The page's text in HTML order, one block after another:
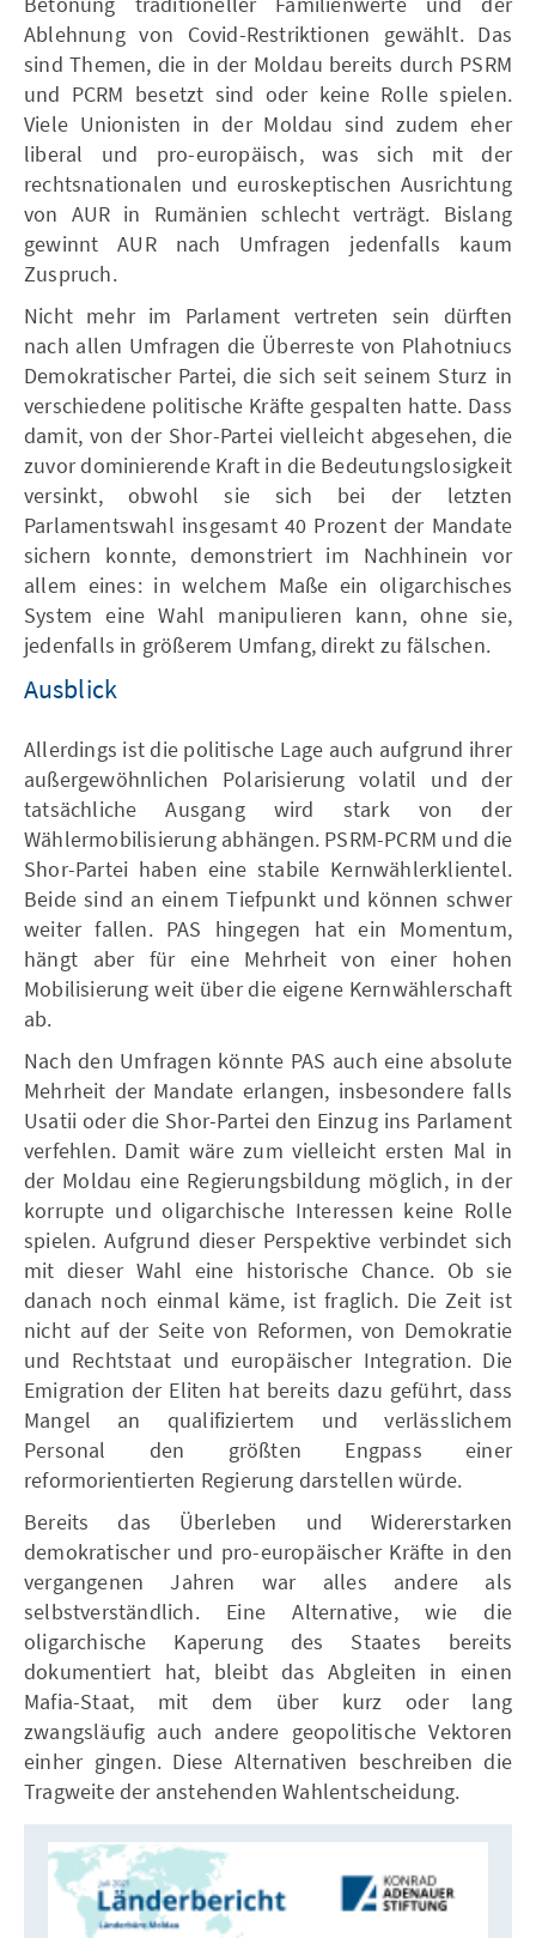
Ablehnung von Covid-Restriktionen gewählt. Das
sind Themen, die in der Moldau bereits durch PSRM
und PCRM besetzt sind oder keine Rolle spielen.
Viele Unionisten in der Moldau sind zudem eher
liberal und pro-europäisch, was sich mit der
rechtsnationalen und euroskeptischen Ausrichtung
von AUR in Rumänien schlecht verträgt. Bislang
gewinnt AUR nach Umfragen jedenfalls kaum
Zuspruch.
Nicht mehr im Parlament vertreten sein dürften
nach allen Umfragen die Überreste von Plahotniucs
Demokratischer Partei, die sich seit seinem Sturz in
verschiedene politische Kräfte gespalten hatte. Dass
damit, von der Shor-Partei vielleicht abgesehen, die
zuvor dominierende Kraft in die Bedeutungslosigkeit
versinkt, obwohl sie sich bei der letzten
Parlamentswahl insgesamt 40 Prozent der Mandate
sichern konnte, demonstriert im Nachhinein vor
allem eines: in welchem Maße ein oligarchisches
System eine Wahl manipulieren kann, ohne sie,
jedenfalls in größerem Umfang, direkt zu fälschen.
Ausblick
Allerdings ist die politische Lage auch aufgrund ihrer
außergewöhnlichen Polarisierung volatil und der
tatsächliche Ausgang wird stark von der
Wählermobilisierung abhängen. PSRM-PCRM und die
Shor-Partei haben eine stabile Kernwählerklientel.
Beide sind an einem Tiefpunkt und können schwer
weiter fallen. PAS hingegen hat ein Momentum,
hängt aber für eine Mehrheit von einer hohen
Mobilisierung weit über die eigene Kernwählerschaft
ab.
Nach den Umfragen könnte PAS auch eine absolute
Mehrheit der Mandate erlangen, insbesondere falls
Usatii oder die Shor-Partei den Einzug ins Parlament
verfehlen. Damit wäre zum vielleicht ersten Mal in
der Moldau eine Regierungsbildung möglich, in der
korrupte und oligarchische Interessen keine Rolle
spielen. Aufgrund dieser Perspektive verbindet sich
mit dieser Wahl eine historische Chance. Ob sie
danach noch einmal käme, ist fraglich. Die Zeit ist
nicht auf der Seite von Reformen, von Demokratie
und Rechtstaat und europäischer Integration. Die
Emigration der Eliten hat bereits dazu geführt, dass
Mangel an qualifiziertem und verlässlichem
Personal den größten Engpass einer
reformorientierten Regierung darstellen würde.
Bereits das Überleben und Widererstarken
demokratischer und pro-europäischer Kräfte in den
vergangenen Jahren war alles andere als
selbstverständlich. Eine Alternative, wie die
oligarchische Kaperung des Staates bereits
dokumentiert hat, bleibt das Abgleiten in einen
Mafia-Staat, mit dem über kurz oder lang
zwangsläufig auch andere geopolitische Vektoren
einher gingen. Diese Alternativen beschreiben die
Tragweite der anstehenden Wahlentscheidung.